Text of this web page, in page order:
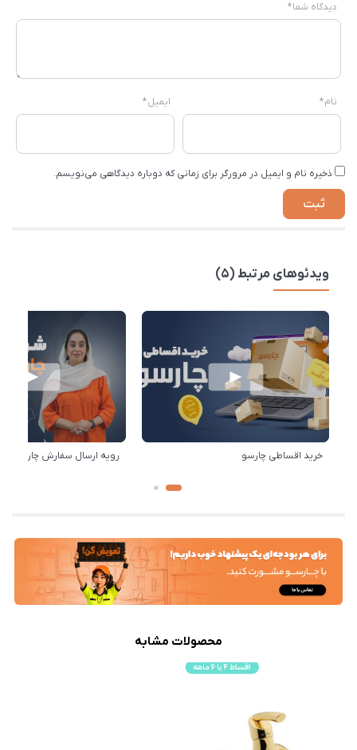
دیدگاه شما*
نام* ایمیل*
ذخیره نام و ایمیل در مرورگر برای زمانی که دوباره دیدگاهی می‌نویسم.
ویدئوهای مرتبط (5)
خرید اقساطی چارسو رویه ارسال سفارش چارسو
محصولات مشابه